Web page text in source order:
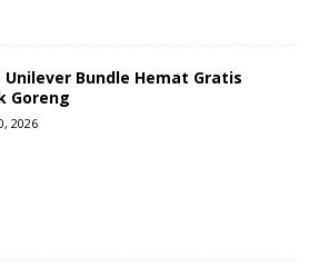
Unilever Bundle Hemat Gratis
Goreng
2026